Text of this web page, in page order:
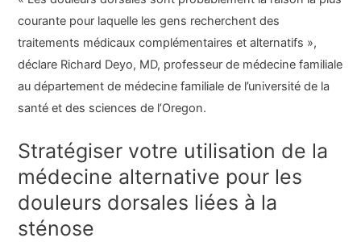
courante pour laquelle les gens recherchent des
traitements médicaux complémentaires et alternatifs »,
déclare Richard Deyo, MD, professeur de médecine familiale
au département de médecine familiale de l’université de la
santé et des sciences de l’Oregon.
Stratégiser votre utilisation de la
médecine alternative pour les
douleurs dorsales liées à la
sténose